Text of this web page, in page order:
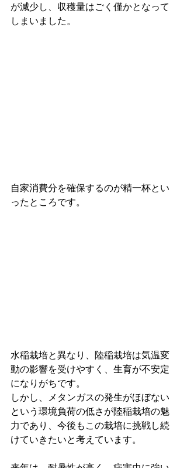
が減少し、収穫量はごく僅かとなって
しまいました。
自家消費分を確保するのが精一杯とい
ったところです。
水稲栽培と異なり、陸稲栽培は気温変
動の影響を受けやすく、生育が不安定
になりがちです。
しかし、メタンガスの発生がほぼない
という環境負荷の低さが陸稲栽培の魅
力であり、今後もこの栽培に挑戦し続
けていきたいと考えています。